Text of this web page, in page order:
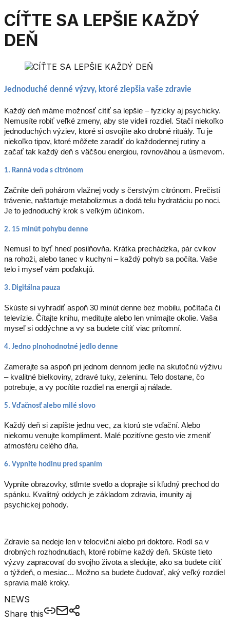
CÍŤTE SA LEPŠIE KAŽDÝ
DEŇ
Jednoduché denné výzvy, ktoré zlepšia vaše zdravie
Každý deň máme možnosť cítiť sa lepšie – fyzicky aj psychicky.
Nemusíte robiť veľké zmeny, aby ste videli rozdiel. Stačí niekoľko
jednoduchých výziev, ktoré si osvojíte ako drobné rituály. Tu je
niekoľko tipov, ktoré môžete zaradiť do každodennej rutiny a
začať tak každý deň s väčšou energiou, rovnováhou a úsmevom.
1. Ranná voda s citrónom
Začnite deň pohárom vlažnej vody s čerstvým citrónom. Prečistí
trávenie, naštartuje metabolizmus a dodá telu hydratáciu po noci.
Je to jednoduchý krok s veľkým účinkom.
2. 15 minút pohybu denne
Nemusí to byť hneď posilňovňa. Krátka prechádzka, pár cvikov
na rohoži, alebo tanec v kuchyni – každý pohyb sa počíta. Vaše
telo i myseľ vám poďakujú.
3. Digitálna pauza
Skúste si vyhradiť aspoň 30 minút denne bez mobilu, počítača či
televízie. Čítajte knihu, meditujte alebo len vnímajte okolie. Vaša
myseľ si oddýchne a vy sa budete cítiť viac prítomní.
4. Jedno plnohodnotné jedlo denne
Zamerajte sa aspoň pri jednom dennom jedle na skutočnú výživu
– kvalitné bielkoviny, zdravé tuky, zeleninu. Telo dostane, čo
potrebuje, a vy pocítite rozdiel na energii aj nálade.
5. Vďačnosť alebo milé slovo
Každý deň si zapíšte jednu vec, za ktorú ste vďační. Alebo
niekomu venujte kompliment. Malé pozitívne gesto vie zmeniť
atmosféru celého dňa.
6. Vypnite hodinu pred spaním
Vypnite obrazovky, stlmte svetlo a doprajte si kľudný prechod do
spánku. Kvalitný oddych je základom zdravia, imunity aj
psychickej pohody.
Zdravie sa nedeje len v telocvični alebo pri doktore. Rodí sa v
drobných rozhodnutiach, ktoré robíme každý deň. Skúste tieto
výzvy zapracovať do svojho života a sledujte, ako sa budete cítiť
o týždeň, o mesiac... Možno sa budete čudovať, aký veľký rozdiel
spravia malé kroky.
NEWS
Share this